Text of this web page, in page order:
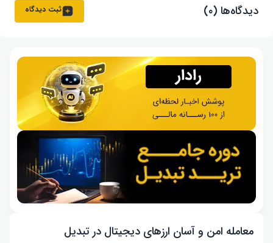
دیدگاه‌ها (۰) ثبت دیدگاه
معامله امن و آسان ارزهای دیجیتال در تبدیل